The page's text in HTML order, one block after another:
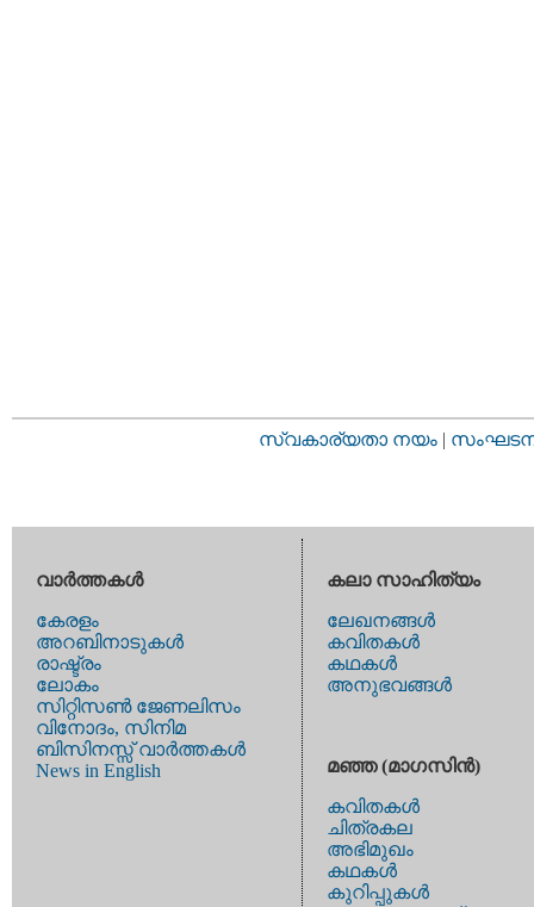
സ്വകാര്യതാ നയം |
വാര്‍ത്തകള്‍
കേരളം
അറബിനാടുകള്‍
രാഷ്ട്രം
ലോകം
സിറ്റിസണ്‍ ജേണലിസം
വിനോദം, സിനിമ
ബിസിനസ്സ് വാര്‍ത്തകള്‍
News in English
കലാ സാഹിത്യം
ലേഖനങ്ങള്‍
കവിതകള്‍
കഥകള്‍
അനുഭവങ്ങള്‍
മഞ്ഞ (മാഗസിന്‍)
കവിതകള്‍
ചിത്രകല
അഭിമുഖം
കഥകള്‍
കുറിപ്പുകള്‍